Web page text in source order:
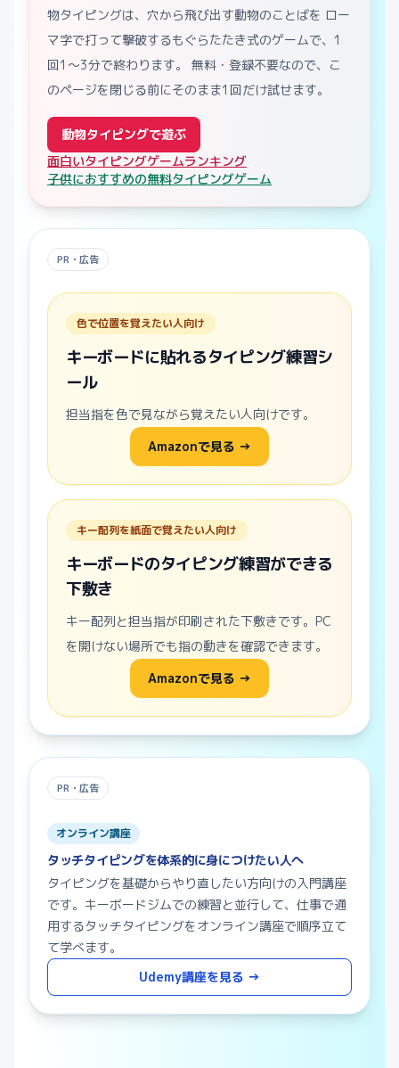
物タイピングは、穴から飛び出す動物のことばを ロー
マ字で打って撃破するもぐらたたき式のゲームで、1
回1〜3分で終わります。 無料・登録不要なので、こ
のページを閉じる前にそのまま1回だけ試せます。
動物タイピングで遊ぶ
面白いタイピングゲームランキング
子供におすすめの無料タイピングゲーム
PR・広告
色で位置を覚えたい人向け
キーボードに貼れるタイピング練習シ
ール
担当指を色で見ながら覚えたい人向けです。
Amazonで見る →
キー配列を紙面で覚えたい人向け
キーボードのタイピング練習ができる
下敷き
キー配列と担当指が印刷された下敷きです。PC
を開けない場所でも指の動きを確認できます。
Amazonで見る →
PR・広告
オンライン講座
タッチタイピングを体系的に身につけたい人へ
タイピングを基礎からやり直したい方向けの入門講座
です。キーボードジムでの練習と並行して、仕事で通
用するタッチタイピングをオンライン講座で順序立て
て学べます。
Udemy講座を見る →